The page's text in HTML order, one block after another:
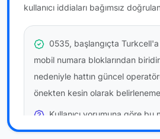
kullanıcı iddiaları bağımsız
0535, başlangıçta
mobil numara bloklarından
nedeniyle hattın güncel
önekten kesin olarak
Kullanıcı yorumuna göre bu
çağrılaratemkinli yaklaşmanız